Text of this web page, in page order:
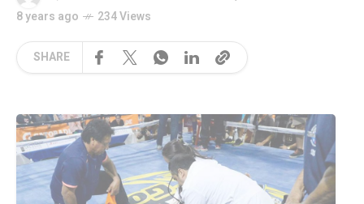
8 years ago
234 Views
SHARE